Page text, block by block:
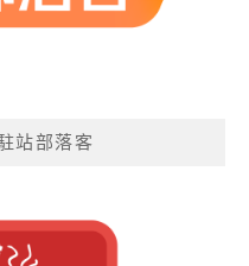
站部落客